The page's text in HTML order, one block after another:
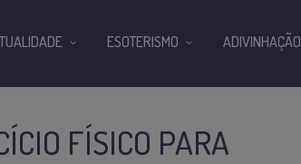
FÍSICO PARA
ESOTERISMO ADIVINHAÇÃO